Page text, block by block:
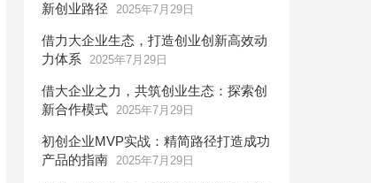
新创业路径
2025年7月29日
借力大企业生态，打造创业创新高效动
力体系
2025年7月29日
借大企业之力，共筑创业生态：探索创
新合作模式 2025年7月29日
初创企业MVP实战：精简路径打造成功
产品的指南 2025年7月29日